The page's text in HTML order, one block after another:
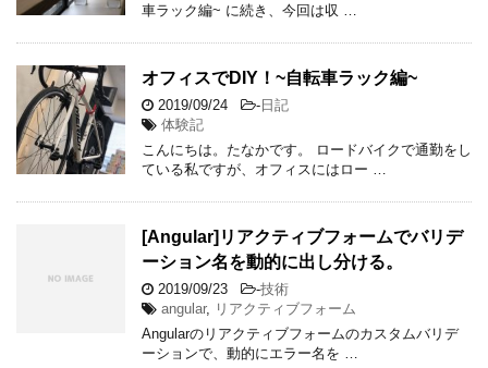
車ラック編~ に続き、今回は収 …
オフィスでDIY！~自転車ラック編~
2019/09/24 -日記
体験記
こんにちは。たなかです。 ロードバイクで通勤をし
ている私ですが、オフィスにはロー …
[Angular]リアクティブフォームでバリデ
ーション名を動的に出し分ける。
2019/09/23 -技術
angular,
リアクティブフォーム
Angularのリアクティブフォームのカスタムバリデ
ーションで、動的にエラー名を …